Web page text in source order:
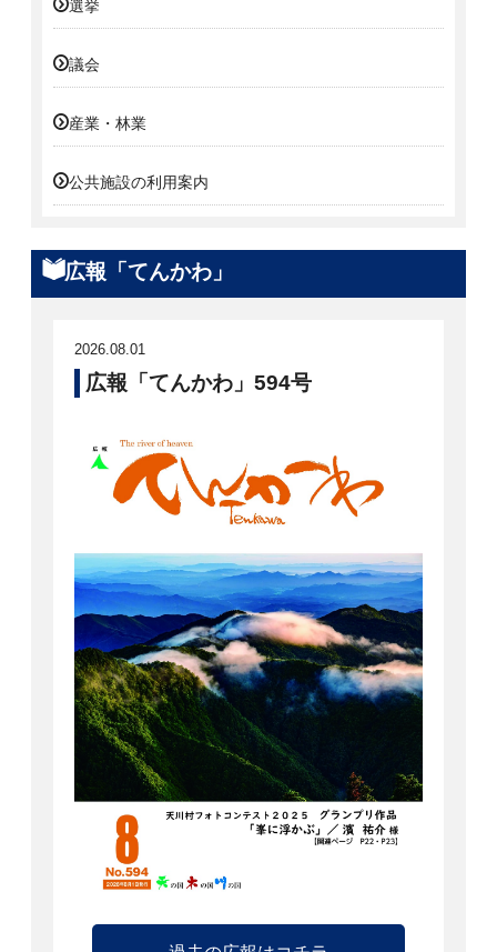
選挙
議会
産業・林業
公共施設の利用案内
広報「てんかわ」
2026.08.01
広報「てんかわ」594号